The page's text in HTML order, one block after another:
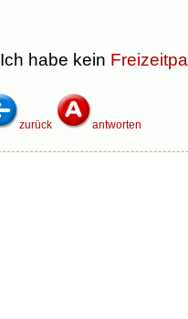
Ich habe kein
zurück antworten